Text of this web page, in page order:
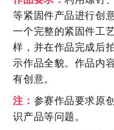
等紧固件产品进行创
一个完整的紧固件工
样，并在作品完成后
示作品全貌。作品内
有创意。
注： 参赛作品要求原
识产品等问题。